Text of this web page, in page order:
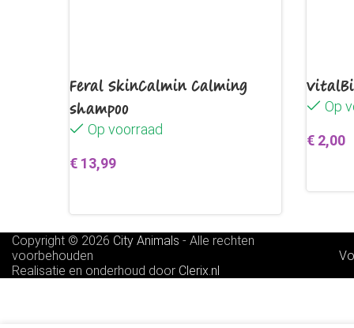
Feral SkinCalmin Calming
shampoo
Op voorraad
€ 13,99
Op
€ 2,00
Copyright © 2026 City Animals - Alle rechten
voorbehouden
Realisatie en onderhoud door Clerix.nl